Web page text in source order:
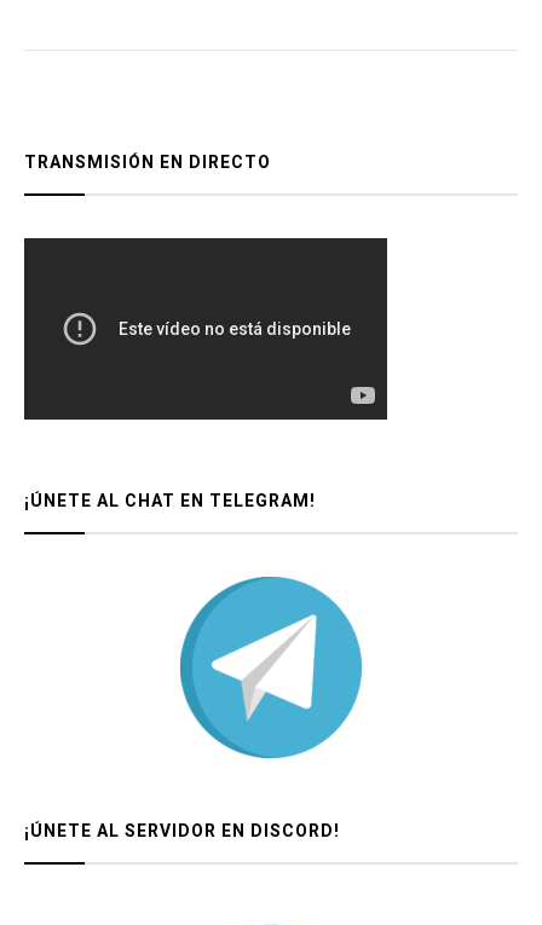
TRANSMISIÓN EN DIRECTO
¡ÚNETE AL CHAT EN TELEGRAM!
¡ÚNETE AL SERVIDOR EN DISCORD!